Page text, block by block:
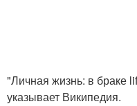
"Личная жизнь: в браке
указывает Википедия.